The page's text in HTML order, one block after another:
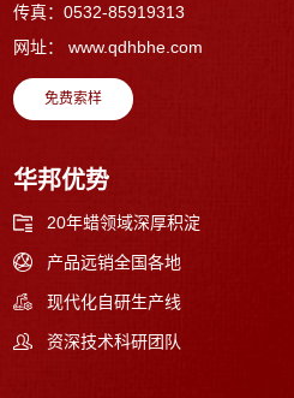
传真：0532-85919313
网址： www.qdhbhe.com
免费索样
华邦优势
20年蜡领域深厚积淀
产品远销全国各地
现代化自研生产线
资深技术科研团队